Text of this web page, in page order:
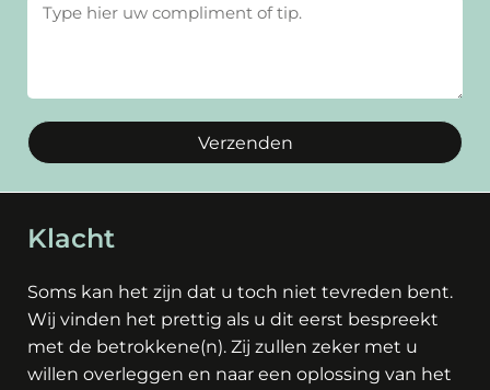
Verzenden
Klacht
Soms kan het zijn dat u toch niet tevreden bent.
Wij vinden het prettig als u dit eerst bespreekt
met de betrokkene(n). Zij zullen zeker met u
willen overleggen en naar een oplossing van het